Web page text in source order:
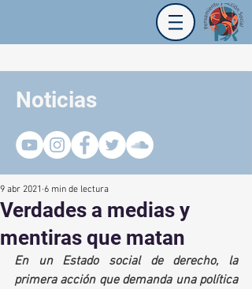
Noticias
Verdades a medias y
mentiras que matan
9 abr 2021 6 min de lectura
En un Estado social de derecho, la
primera acción que demanda una política